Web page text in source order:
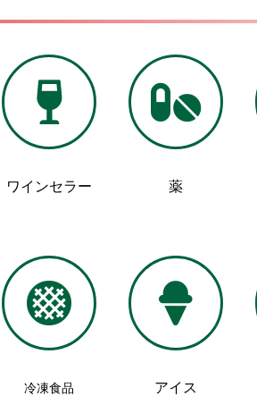
ワインセラー 薬
冷凍食品 アイス